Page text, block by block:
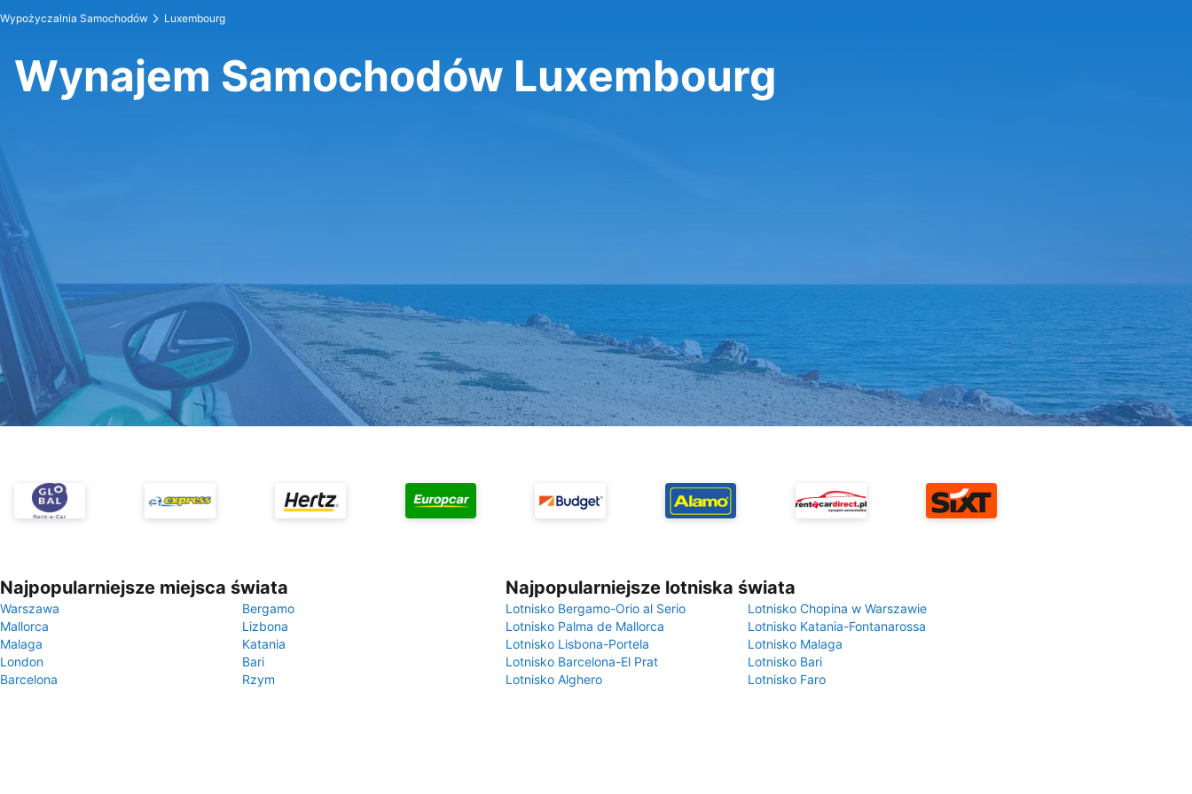
Wypożyczalnia Samochodów Luxembourg
Wynajem Samochodów Luxembourg
Najpopularniejsze miejsca świata
Warszawa
Bergamo
Mallorca
Lizbona
Malaga
Katania
London
Bari
Barcelona
Rzym
Najpopularniejsze lotniska świata
Lotnisko Bergamo-Orio al Serio
Lotnisko Chopina w Warszawie
Lotnisko Palma de Mallorca
Lotnisko Katania-Fontanarossa
Lotnisko Lisbona-Portela
Lotnisko Malaga
Lotnisko Barcelona-El Prat
Lotnisko Bari
Lotnisko Alghero
Lotnisko Faro